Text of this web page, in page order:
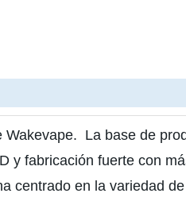
Wakevape. La base de
y fabricación fuerte con
centrado en la variedad